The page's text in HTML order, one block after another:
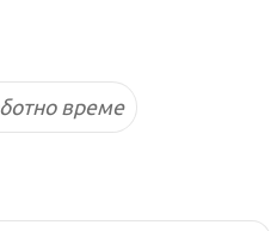
време